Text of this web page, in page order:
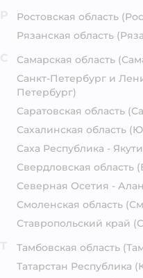
Ростовская область
Рязанская область
Самарская область
Санкт-Петербург и
Петербург)
Саратовская область
Сахалинская область
Саха Республика -
Свердловская область
Северная Осетия -
Смоленская область
Ставропольский край
Тамбовская область
Татарстан Республика